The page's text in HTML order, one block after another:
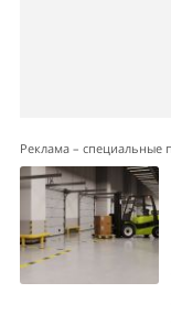
Реклама – специальные